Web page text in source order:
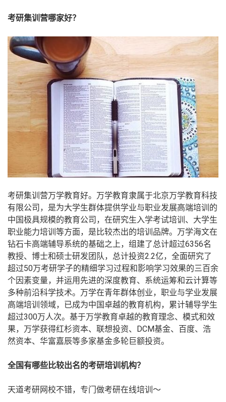
考研集训营哪家好？
考研集训营万学教育好。万学教育隶属于北京万学教育科技
有限公司，是为大学生群体提供学业与职业发展高端培训的
中国极具规模的教育公司，在研究生入学考试培训、大学生
职业能力培训等方面，是比较杰出的培训品牌。万学海文在
钻石卡高端辅导系统的基础之上，组建了总计超过6356名
教授、博士和硕士研发团队，总计投资2.2亿，全面研究了
超过50万考研学子的精细学习过程和影响学习效果的三百余
个因素变量，并运用先进的深度教育、系统运筹和云计算等
多种前沿科学技术。万学在青年群体创业，职业与学业发展
高端培训领域，已成为中国卓越的教育机构，累计辅导学生
超过300万人次。基于万学教育卓越的教育理念、模式和效
果，万学获得红杉资本、联想投资、DCM基金、百度、浩
然资本、华富嘉辰等多家基金多轮巨额投资。
全国有哪些比较出名的考研培训机构？
天道考研网校不错，专门做考研在线培训～